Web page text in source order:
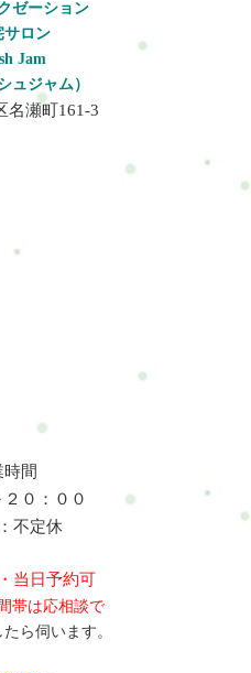
維持と向上を支援することも
ットは、その多面的なアプロ
対処しきれない複数の問題に
り、健康な体の状態を取り戻
維持や不調予防の観点から
レスや疲労の軽減、免疫力の
康を促進する一つの手段とし
注目されています。Refresh
ゼーション
サロン
Jam
ュジャム）
名瀬町161-3
時間
２０：００
不定休
当日予約可
帯は応相談で
ら伺います。